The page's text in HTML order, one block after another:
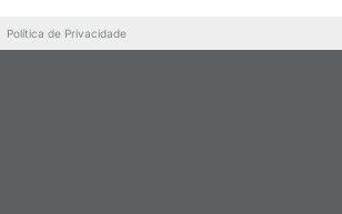
Política de Privacidade